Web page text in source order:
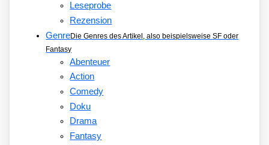
Leseprobe
Rezension
GenreDie Genres des Artikel, also beispielsweise SF oder
Fantasy
Abenteuer
Action
Comedy
Doku
Drama
Fantasy